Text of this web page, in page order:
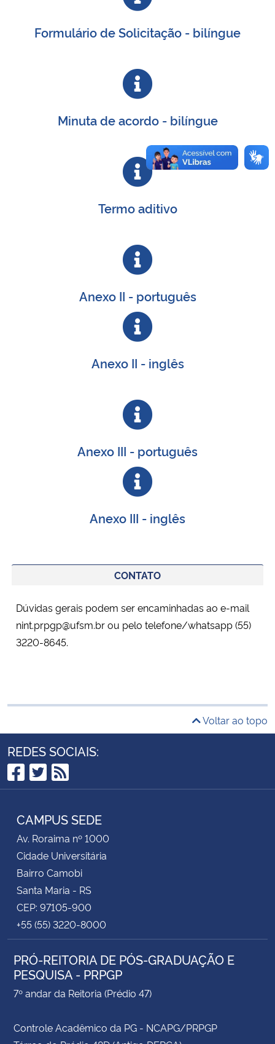
Formulário de Solicitação - bilíngue
Minuta de acordo - bilíngue
Termo aditivo
Anexo II - português
Anexo II - inglês
Anexo III - português
Anexo III - inglês
CONTATO
Dúvidas gerais podem ser encaminhadas ao e-mail
nint.prpgp@ufsm.brou pelo telefone/whatsapp (55)
3220-8645.
Voltar ao topo
REDES SOCIAIS:
Facebook
Twitter
RSS
CAMPUS SEDE
Av. Roraima nº 1000
Cidade Universitária
Bairro Camobi
Santa Maria - RS
CEP: 97105-900
+55 (55) 3220-8000
PRÓ-REITORIA DE PÓS-GRADUAÇÃO E
PESQUISA - PRPGP
7º andar da Reitoria (Prédio 47)
Controle Acadêmico da PG - NCAPG/PRPGP